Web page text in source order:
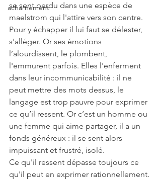
acharnement
se sent perdu dans une espèce de
maelstrom qui l'attire vers son centre.
Pour y échapper il lui faut se délester,
s'alléger. Or ses émotions
l’alourdissent, le plombent,
l'emmurent parfois. Elles l'enferment
dans leur incommunicabilité : il ne
peut mettre des mots dessus, le
langage est trop pauvre pour exprimer
ce qu’il ressent. Or c’est un homme ou
une femme qui aime partager, il a un
fonds généreux : il se sent alors
impuissant et frustré, isolé.
Ce qu'il ressent dépasse toujours ce
qu'il peut en exprimer rationnellement.